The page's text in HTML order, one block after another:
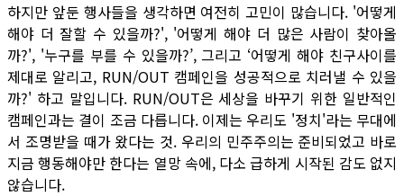
하지만 앞둔 행사들을 생각하면 여전히 고민이 많습니다. '어떻게
해야 더 잘할 수 있을까?', '어떻게 해야 더 많은 사람이 찾아올
까?', '누구를 부를 수 있을까?’, 그리고 ‘어떻게 해야 친구사이를
제대로 알리고, RUN/OUT 캠페인을 성공적으로 치러낼 수 있을
까?' 하고 말입니다. RUN/OUT은 세상을 바꾸기 위한 일반적인
캠페인과는 결이 조금 다릅니다. 이제는 우리도 '정치'라는 무대에
서 조명받을 때가 왔다는 것. 우리의 민주주의는 준비되었고 바로
지금 행동해야만 한다는 열망 속에, 다소 급하게 시작된 감도 없지
않습니다.